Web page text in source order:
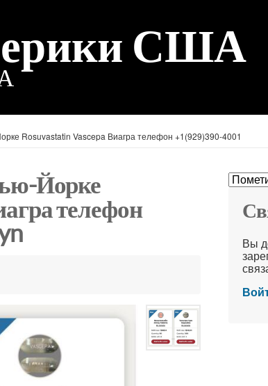
США
Rosuvastatin Vascepa Виагра телефон +1(929)390-4001
Йорке
телефон
Вы